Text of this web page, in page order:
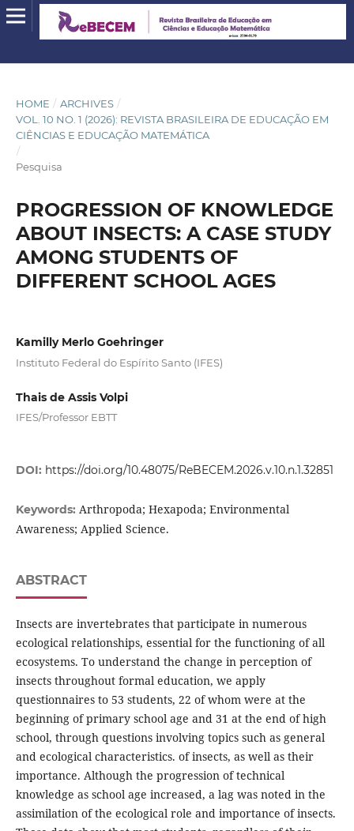
HOME / ARCHIVES /
VOL. 10 NO. 1 (2026): REVISTA BRASILEIRA DE EDUCAÇÃO EM
CIÊNCIAS E EDUCAÇÃO MATEMÁTICA
/
Pesquisa
PROGRESSION OF KNOWLEDGE
ABOUT INSECTS: A CASE STUDY
AMONG STUDENTS OF
DIFFERENT SCHOOL AGES
Kamilly Merlo Goehringer
Instituto Federal do Espírito Santo (IFES)
Thais de Assis Volpi
IFES/Professor EBTT
DOI: https://doi.org/10.48075/ReBECEM.2026.v.10.n.1.32851
Keywords: Arthropoda; Hexapoda; Environmental
Awareness; Applied Science.
ABSTRACT
Insects are invertebrates that participate in numerous
ecological relationships, essential for the functioning of all
ecosystems. To understand the change in perception of
insects throughout formal education, we apply
questionnaires to 53 students, 22 of whom were at the
beginning of primary school age and 31 at the end of high
school, through questions involving topics such as general
and ecological characteristics. of insects, as well as their
importance. Although the progression of technical
knowledge as school age increased, a lag was noted in the
assimilation of the ecological role and importance of insects.